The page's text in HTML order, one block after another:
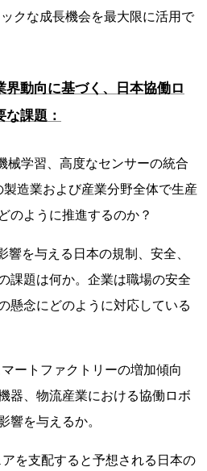
クな成長機会を最大限に活用で
動向に基づく、日本協働ロ
課題：
械学習、高度なセンサーの統合
造業および産業分野全体で生産
のように推進するのか？
を与える日本の規制、安全、
課題は何か。企業は職場の安全
懸念にどのように対応している
ートファクトリーの増加傾向
器、物流産業における協働ロボ
響を与えるか。
を支配すると予想される日本の